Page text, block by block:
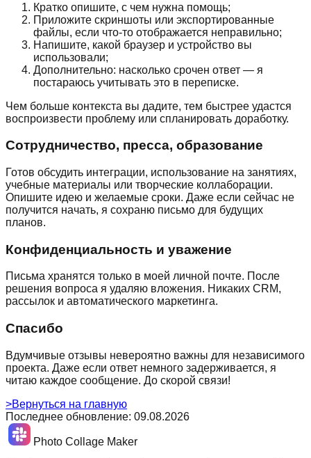
Кратко опишите, с чем нужна помощь;
Приложите скриншоты или экспортированные
файлы, если что-то отображается неправильно;
Напишите, какой браузер и устройство вы
использовали;
Дополнительно: насколько срочен ответ — я
постараюсь учитывать это в переписке.
Чем больше контекста вы дадите, тем быстрее удастся
воспроизвести проблему или спланировать доработку.
Сотрудничество, пресса, образование
Готов обсудить интеграции, использование на занятиях,
учебные материалы или творческие коллаборации.
Опишите идею и желаемые сроки. Даже если сейчас не
получится начать, я сохраню письмо для будущих
планов.
Конфиденциальность и уважение
Письма хранятся только в моей личной почте. После
решения вопроса я удаляю вложения. Никаких CRM,
рассылок и автоматического маркетинга.
Спасибо
Вдумчивые отзывы невероятно важны для независимого
проекта. Даже если ответ немного задерживается, я
читаю каждое сообщение. До скорой связи!
>Вернуться на главную
Последнее обновление: 09.08.2026
Photo Collage Maker